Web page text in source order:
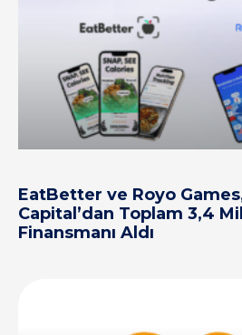
EatBetter ve Royo
Capital’dan Toplam 3,4
Finansmanı Aldı